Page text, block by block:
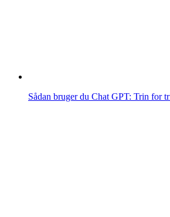
Sådan bruger du Chat GPT: Trin for